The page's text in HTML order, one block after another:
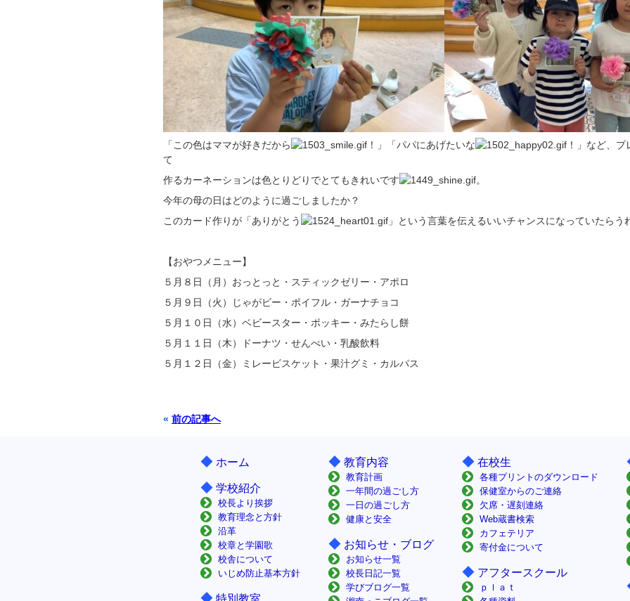
「この色はママが好きだから ！」「パパにあげたいな
！」など、
て
作るカーネーションは色とりどりでとてもきれいです
。
今年の母の日はどのように過ごしましたか？
このカード作りが「ありがとう
」という言葉を伝えるいいチャンスになっていたらう
【おやつメニュー】
５月８日（月）おっとっと・スティックゼリー・アポロ
５月９日（火）じゃがビー・ポイフル・ガーナチョコ
５月１０日（水）ベビースター・ポッキー・みたらし餅
５月１１日（木）ドーナツ・せんべい・乳酸飲料
５月１２日（金）ミレービスケット・果汁グミ・カルパス
« 前の記事へ
◆ ホーム
◆ 学校紹介
校長より挨拶
教育理念と方針
沿革
校章と学園歌
校舎について
いじめ防止基本方針
◆ 特別教室
◆ 教育内容
教育計画
一年間の過ごし方
一日の過ごし方
健康と安全
◆ お知らせ・ブログ
お知らせ一覧
校長日記一覧
学びブログ一覧
◆ 在校生
各種プリントのダウンロード
保健室からのご連絡
欠席・遅刻連絡
Web蔵書検索
カフェテリア
寄付金について
◆ アフタースクール
ｐｌａｔ